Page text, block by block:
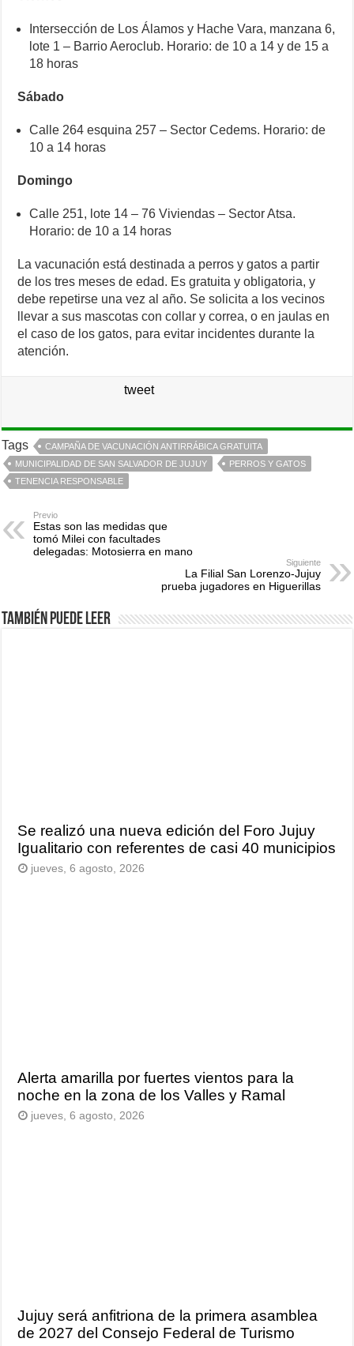
Intersección de Los Álamos y Hache Vara, manzana 6,
lote 1 – Barrio Aeroclub. Horario: de 10 a 14 y de 15 a
18 horas
Sábado
Calle 264 esquina 257 – Sector Cedems. Horario: de
10 a 14 horas
Domingo
Calle 251, lote 14 – 76 Viviendas – Sector Atsa.
Horario: de 10 a 14 horas
La vacunación está destinada a perros y gatos a partir
de los tres meses de edad. Es gratuita y obligatoria, y
debe repetirse una vez al año. Se solicita a los vecinos
llevar a sus mascotas con collar y correa, o en jaulas en
el caso de los gatos, para evitar incidentes durante la
atención.
tweet
Tags
CAMPAÑA DE VACUNACIÓN ANTIRRÁBICA GRATUITA
MUNICIPALIDAD DE SAN SALVADOR DE JUJUY
PERROS Y GATOS
TENENCIA RESPONSABLE
Previo
Estas son las medidas que
tomó Milei con facultades
delegadas: Motosierra en mano
Siguiente
La Filial San Lorenzo-Jujuy
prueba jugadores en Higuerillas
También puede leer
Se realizó una nueva edición del Foro Jujuy
Igualitario con referentes de casi 40 municipios
jueves, 6 agosto, 2026
Alerta amarilla por fuertes vientos para la
noche en la zona de los Valles y Ramal
jueves, 6 agosto, 2026
Jujuy será anfitriona de la primera asamblea
de 2027 del Consejo Federal de Turismo